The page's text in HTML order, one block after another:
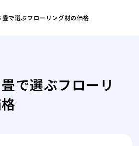
畳で選ぶフローリング材の価格
で選ぶフローリ